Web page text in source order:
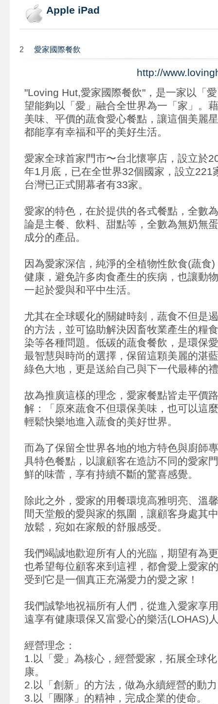
Apple iPad
2 愛家國際餐飲
http://
"Loving Hut,愛家國際餐飲"，是一家以「
望能夠以「愛」融合全世界為一「家」。
美味、平價的蔬食愛心餐點，讓這個美麗
都能享有幸福和平的美好生活。
愛家全球首家門市〜台北懷寧店，設立於
年1月底，已在全世界32個國家，設立221
台灣已正式開幕者有33家。
愛家的特色，在於提供的各式餐點，全數
論是主餐、飲料、甜點等，全數為無奶無
成分的產品。
因為愛家深信，純淨的全植物性飲食(蔬食
健康，避免許多肉食產生的疾病，也讓動
一起於愛與和平中生活。
尤其在全球暖化的關鍵時刻，蔬食不但是
的方法，並可協助解決因畜牧業產生的糧
染等各種問題。低碳的蔬食餐飲，是環保
最智慧與時尚的選擇，保留這顆美麗的湛
綠色大地，更是送給自己與下一代最棒的
故為推廣這樣的理念，愛家餐點皆走平價
解：「原來蔬食不但環保美味，也可以這
輕鬆快樂地進入蔬食的美好世界。
而為了保留全世界各地的地方特色與廚師
具特色餐點，以讓顧客在造訪不同的愛家
鮮的味蕾，享有持續不斷的驚喜感覺。
除此之外，愛家的用餐環境高雅明亮、溫
間天堂般的愛與家的氛圍，讓顧客身處其
放鬆，宛如在家般的舒服感受。
我們竭誠地歡迎所有人的光臨，期望有為
也希望每位顧客來到這裡，都會愛上愛家
受到它是一個真正充滿愛力的愛之家！
我們誠摯地祝福所有人們，從進入愛家享
遠享有健康環保又富愛心的樂活(LOHAS)
經營理念：
1.以「愛」為核心，經營愛家，拓展全球
康。
2.以「創新」的方法，做為永續經營的動
3.以「團隊」的精神，完成企業的使命。